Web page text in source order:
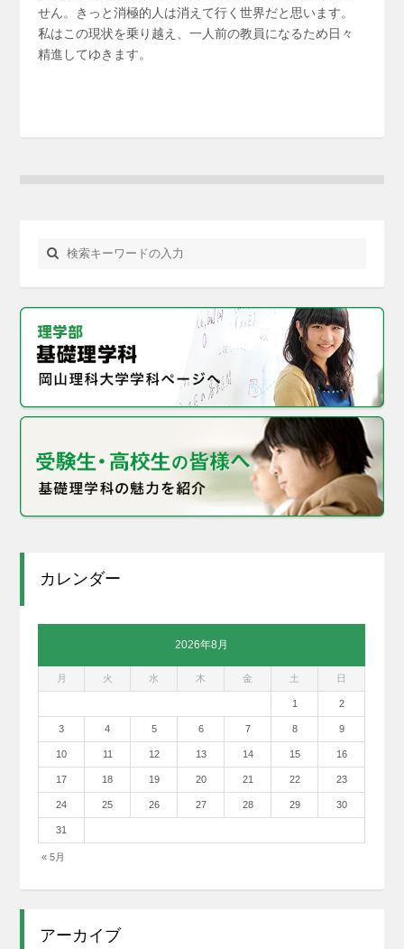
せん。きっと消極的人は消えて行く世界だと思います。
私はこの現状を乗り越え、一人前の教員になるため日々
精進してゆきます。
カレンダー
2026年8月
月 火 水 木 金 土 日
« 5月
1 2
3 4 5 6 7 8 9
10 11 12 13 14 15 16
17 18 19 20 21 22 23
24 25 26 27 28 29 30
31
アーカイブ